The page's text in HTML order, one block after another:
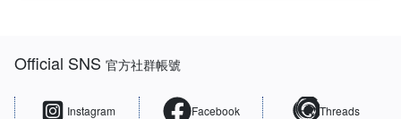
Official SNS官方社群帳號
Instagram
Facebook
Threads